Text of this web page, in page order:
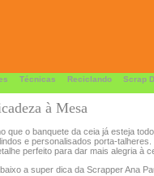
Técnicas Reciclando Scrap
à Mesa
que o banquete da ceia já esteja
e personalisados porta-talheres.
perfeito para dar mais alegria à
a super dica da Scrapper Ana